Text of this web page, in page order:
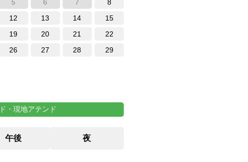
5 6 7
8
12 13 14
15
19 20 21
22
26 27 28
29
・現地アテンド